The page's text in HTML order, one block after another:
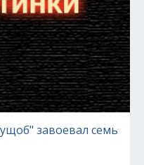
завоевал семь